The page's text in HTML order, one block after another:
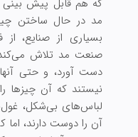
مد در حال ساختن
بسیاری از صنایع،
صنعت مد تلاش می‌کند
دست آورد، و حتی آنها
نیستند که آن
لباس‌های بی‌شکل،
آن را دوست دارند،